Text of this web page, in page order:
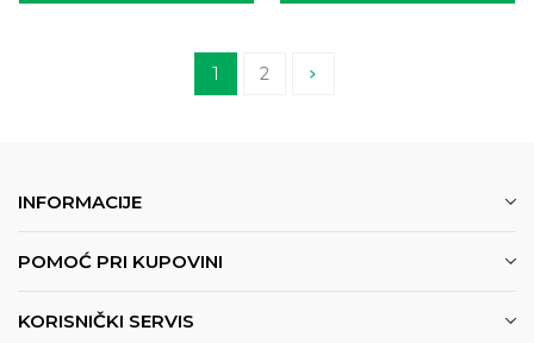
1 2
INFORMACIJE
POMOĆ PRI KUPOVINI
KORISNIČKI SERVIS